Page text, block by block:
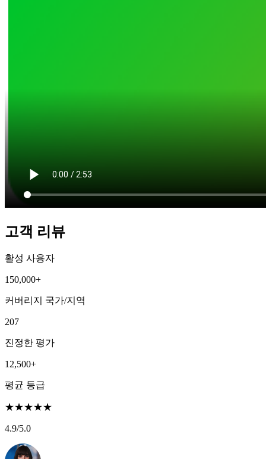
고객 리뷰
활성 사용자
150,000+
커버리지 국가/지역
207
진정한 평가
12,500+
평균 등급
★★★★★
4.9/5.0